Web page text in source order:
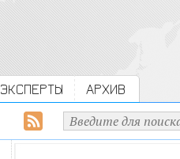
ЭКСПЕРТЫ АРХИВ